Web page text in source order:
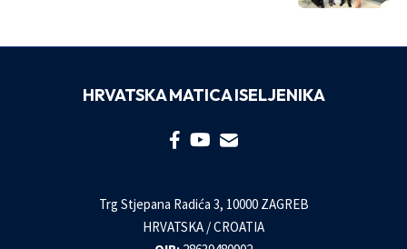
HRVATSKA MATICA ISELJENIKA
Trg Stjepana Radića 3, 10000 ZAGREB
HRVATSKA / CROATIA